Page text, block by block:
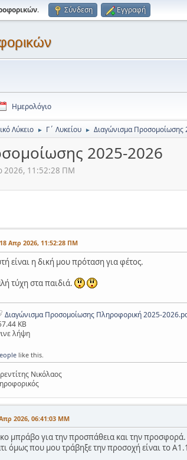
. Σύνδεση Εγγραφή
Ημερολόγιο
Λύκειο ► Γ΄ Λυκείου ► Διαγώνισμα Προσομοίωσης
2025-2026
2026, 11:52:28 ΠΜ
18 Απρ 2026, 11:52:28 ΠΜ
είναι η δική μου πρόταση για φέτος.
τύχη στα παιδιά.
Διαγώνισμα Προσομοίωσης Πληροφορική 2025-
KB
λήψη
like this.
Νικόλαος
2026, 06:41:03 ΜΜ
μπράβο για την προσπάθεια και την προσφορά.
όμως που μου τράβηξε την προσοχή είναι το